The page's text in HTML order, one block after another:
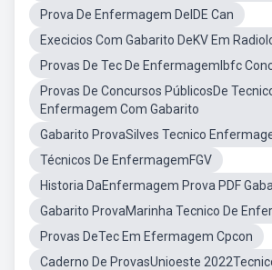
Prova De Enfermagem DeIDE Can
Execicios Com Gabarito DeKV Em
Provas De Tec De EnfermagemIbfc
Provas De Concursos PúblicosDe
Enfermagem Com Gabarito
Gabarito ProvaSilves Tecnico
Técnicos De EnfermagemFGV
Historia DaEnfermagem Prova PDF
Gabarito ProvaMarinha Tecnico De
Provas DeTec Em Efermagem Cpcon
Caderno De ProvasUnioeste